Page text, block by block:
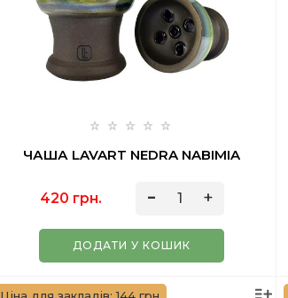
ЧАША LAVART NEDRA NABIMIA
420 грн.
ДОДАТИ У КОШИК